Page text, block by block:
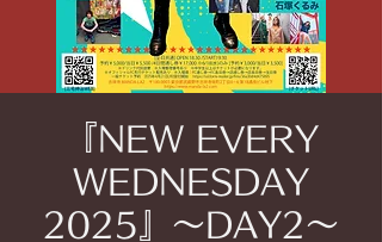
『NEW EVERY
WEDNESDAY
2025』〜DAY2〜